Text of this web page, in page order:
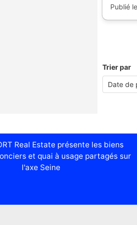
Publié
Trier par
Real Estate présente les biens
et quai à usage partagés sur
l'axe Seine